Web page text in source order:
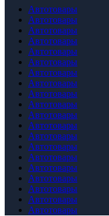
Автотовары
Автотовары
Автотовары
Автотовары
Автотовары
Автотовары
Автотовары
Автотовары
Автотовары
Автотовары
Автотовары
Автотовары
Автотовары
Автотовары
Автотовары
Автотовары
Автотовары
Автотовары
Автотовары
Автотовары